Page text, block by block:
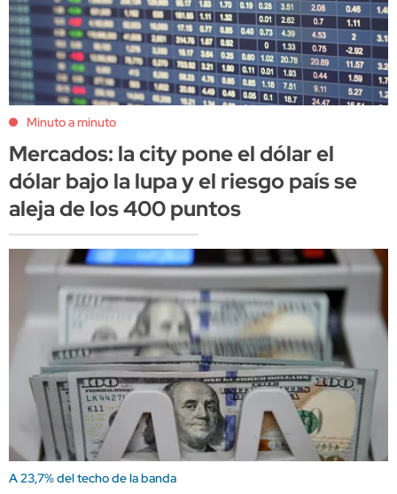
Minuto a minuto
Mercados: la city pone el dólar el
dólar bajo la lupa y el riesgo país se
aleja de los 400 puntos
A 23,7% del techo de la banda